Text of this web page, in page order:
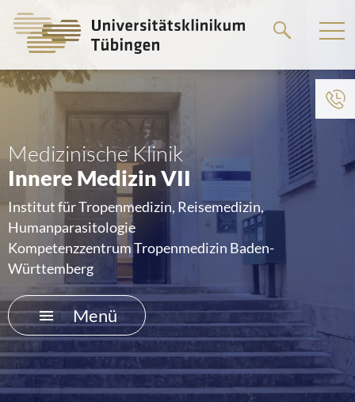
zum
Medizinische Klinik
Innere Medizin VII
Institut für Tropenmedizin, Reisemedizin,
Humanparasitologie
Kompetenzzentrum Tropenmedizin Baden-
Württemberg
Menü